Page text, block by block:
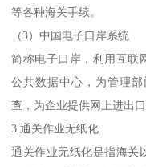
等各种海关手续。
（3）中国电子口岸系统
简称电子口岸，利用互联
公共数据中心，为管理
查，为企业提供网上进出
3.通关作业无纸化
通关作业无纸化是指海关